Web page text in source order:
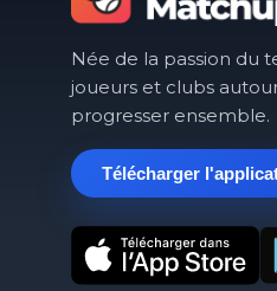
Née de la passion du
joueurs et clubs
progresser ensemble.
Télécharger